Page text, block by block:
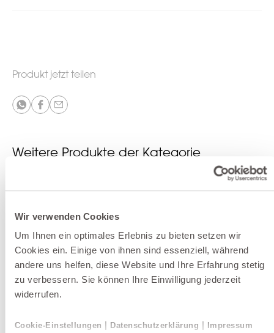
Wir verwenden Cookies
Um Ihnen ein optimales Erlebnis zu bieten setzen wir
Cookies ein. Einige von ihnen sind essenziell, während
andere uns helfen, diese Website und Ihre Erfahrung stetig
zu verbessern. Sie können Ihre Einwilligung jederzeit
widerrufen.
Cookie-Einstellungen | Datenschutzerklärung | Impressum
Produkt jetzt teilen
Weitere Produkte der Kategorie